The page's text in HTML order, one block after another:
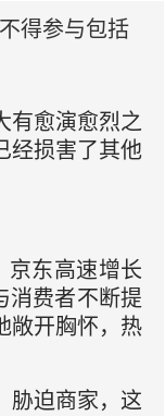
得参与包括
有愈演愈烈之
经损害了其他
京东高速增长
消费者不断提
敞开胸怀，热
胁迫商家，这